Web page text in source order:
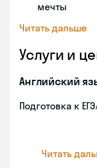
мечты
Читать дальше
Услуги и
Английский
Подготовка к
Читать